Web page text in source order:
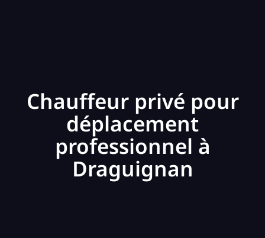
Chauffeur privé pour
déplacement
professionnel à
Draguignan